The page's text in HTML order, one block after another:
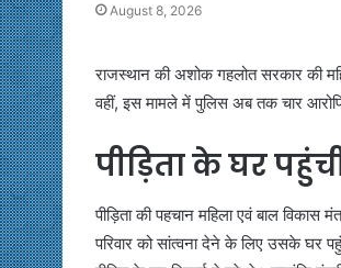
August 8, 2026
राजस्थान की अशोक गहलोत सरकार की
वहीं, इस मामले में पुलिस अब तक चार
पीड़िता के घर
पीड़िता की पहचान महिला एवं बाल
परिवार को सांत्वना देने के लिए उसके घर